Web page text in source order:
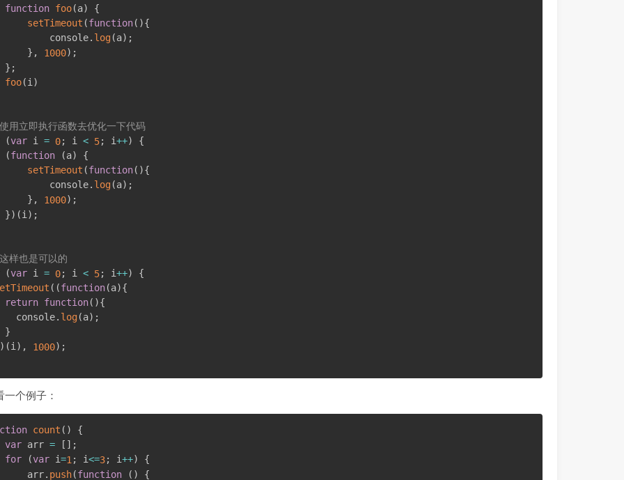
function foo(a)
{
setTimeout (function( ){
console
. log(a) ;
} , 1000) ;
} ;
foo(i )
用立即执行函数去优化一下代码
(var i = 0; i < 5; i++)
{
(function (a)
{
setTimeout (function( ){
console
. log(a) ;
} , 1000) ;
}) (i ) ;
样也是可以的
(var i = 0; i < 5; i++)
{
( (function(a){
return function( ){
console
. log(a) ;
}
) (i ) , 1000) ;
一个例子：
count ( )
{
var arr = [ ] ;
for
(var i=1 ; i<=3; i++)
{
arr
. push(function ( )
{